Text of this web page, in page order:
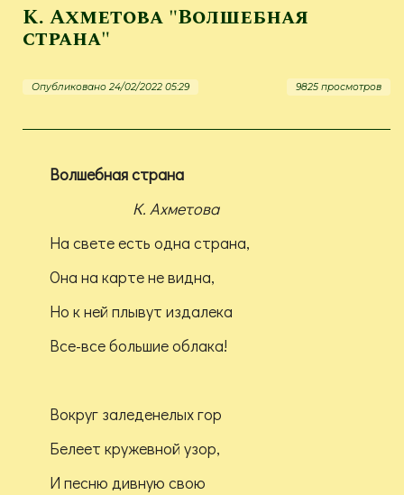
К. Ахметова "Волшебная
страна"
Опубликовано 24/02/2022 05:29 9825 просмотров
Волшебная страна
К. Ахметова
На свете есть одна страна,
Она на карте не видна,
Но к ней плывут издалека
Все-все большие облака!
Вокруг заледенелых гор
Белеет кружевной узор,
И песню дивную свою